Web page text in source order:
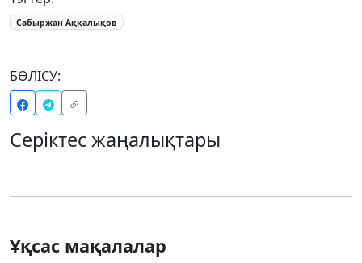
Сабыржан Аққалықов
БӨЛІСУ:
Серіктес жаңалықтары
Ұқсас мақалалар